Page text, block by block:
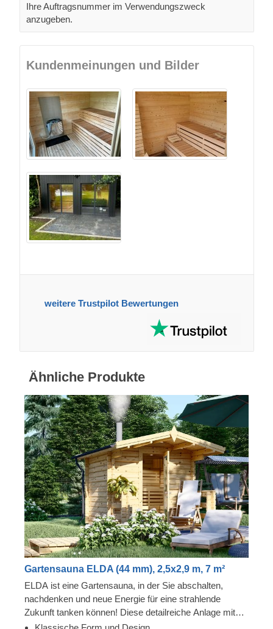
Ihre Auftragsnummer im Verwendungszweck
anzugeben.
Kundenmeinungen und Bilder
weitere Trustpilot Bewertungen
Ähnliche Produkte
Gartensauna ELDA (44 mm), 2,5x2,9 m, 7 m²
ELDA ist eine Gartensauna, in der Sie abschalten,
nachdenken und neue Energie für eine strahlende
Zukunft tanken können! Diese detailreiche Anlage mit
schönem Spitzdach ist gemütlich und komfortabel und